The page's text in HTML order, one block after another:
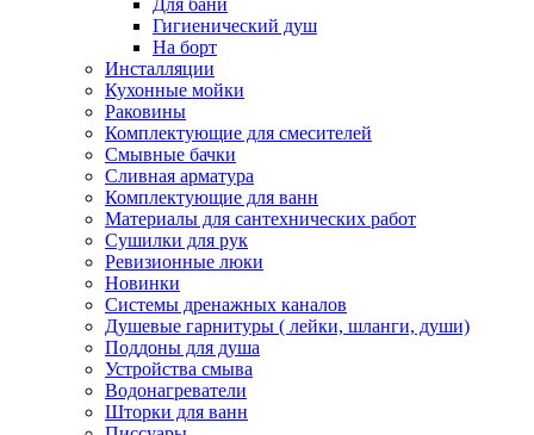
Для бани
Гигиенический душ
На борт
Инсталляции
Кухонные мойки
Раковины
Комплектующие для смесителей
Смывные бачки
Сливная арматура
Комплектующие для ванн
Материалы для сантехнических работ
Сушилки для рук
Ревизионные люки
Новинки
Системы дренажных каналов
Душевые гарнитуры ( лейки, шланги, души)
Поддоны для душа
Устройства смыва
Водонагреватели
Шторки для ванн